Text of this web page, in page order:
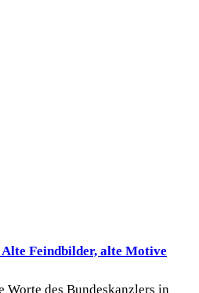
Feindbilder, alte Motive
Worte des Bundeskanzlers in